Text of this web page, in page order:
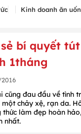
Kinh doanh ăn
bí quyết
1tháng
cũng đau đầu về tình
chảy xệ, rạn da.
thức làm đẹp hoàn
nhất.